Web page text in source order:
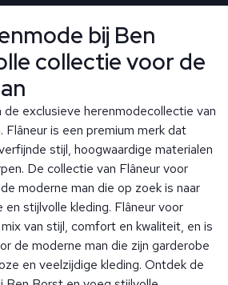
bij Ben
collectie voor de
exclusieve herenmodecollectie van
Flâneur is een premium merk dat
stijl, hoogwaardige materialen
De collectie van Flâneur voor
moderne man die op zoek is naar
stijlvolle kleding. Flâneur voor
van stijl, comfort en kwaliteit, en is
de moderne man die zijn garderobe
en veelzijdige kleding. Ontdek de